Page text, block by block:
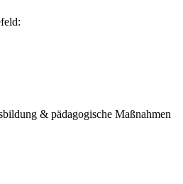
& pädagogische Maßnahmen